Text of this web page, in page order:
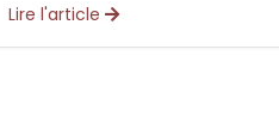
Lire l'article